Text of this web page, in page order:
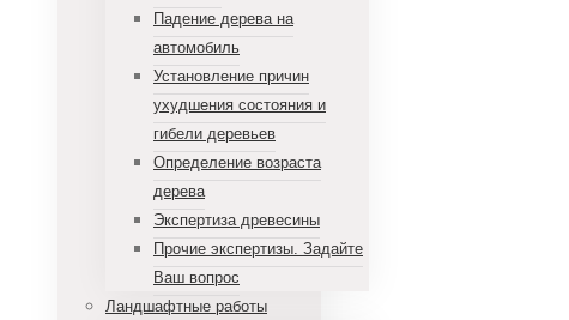
Падение дерева на
автомобиль
Установление причин
ухудшения состояния и
гибели деревьев
Определение возраста
дерева
Экспертиза древесины
Прочие экспертизы. Задайте
Ваш вопрос
Ландшафтные работы